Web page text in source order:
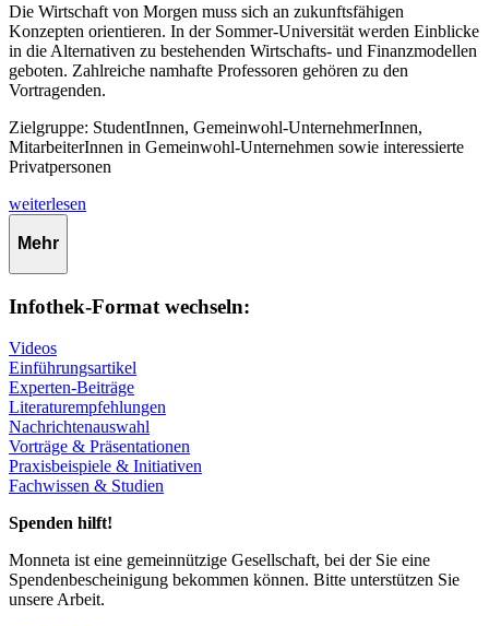
Die Wirtschaft von Morgen muss sich an zukunftsfähigen
Konzepten orientieren. In der Sommer-Universität werden Einblicke
in die Alternativen zu bestehenden Wirtschafts- und Finanzmodellen
geboten. Zahlreiche namhafte Professoren gehören zu den
Vortragenden.
Zielgruppe: StudentInnen, Gemeinwohl-UnternehmerInnen,
MitarbeiterInnen in Gemeinwohl-Unternehmen sowie interessierte
Privatpersonen
weiterlesen
Mehr
Infothek-Format wechseln:
Videos
Einführungsartikel
Experten-Beiträge
Literaturempfehlungen
Nachrichtenauswahl
Vorträge & Präsentationen
Praxisbeispiele & Initiativen
Fachwissen & Studien
Spenden hilft!
Monneta ist eine gemeinnützige Gesellschaft, bei der Sie eine
Spendenbescheinigung bekommen können. Bitte unterstützen Sie
unsere Arbeit.